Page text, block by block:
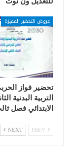
عروض التحضير المميزة
تحضير فواز
التربية البدنية
الابتدائي فصل
NEXT